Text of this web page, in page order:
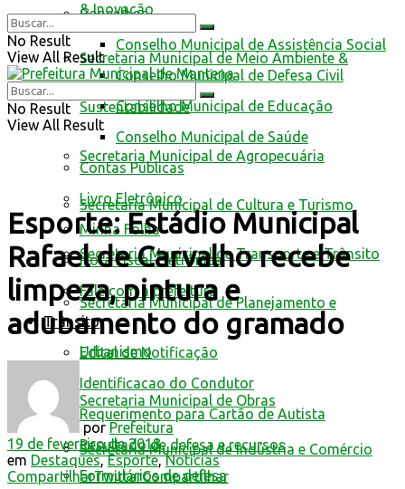
Conselhos
Conselho Municipal de Assistência Social
Conselho Municipal de Defesa Civil
Conselho Municipal de Educação
Conselho Municipal de Saúde
Contas Públicas
Livro Eletrônico
Minha Folha
Nota Fiscal Eletrônica
Fale com a prefeitura
Trânsito
Edital de Notificação
Identificacao do Condutor
Requerimento para Cartão de Autista
Resultado de defesa e recursos
Formulários de defesa
& Inovação
Secretaria Municipal de Meio Ambiente &
Sustentabilidade
Secretaria Municipal de Agropecuária
Secretaria Municipal de Cultura e Turismo
Secretaria Municipal de Transporte e Trânsito
Secretaria Municipal de Planejamento e
Urbanismo
Secretaria Municipal de Obras
Secretaria Municipal de Indústria e Comércio
No Result
View All Result
No Result
View All Result
Esporte: Estádio Municipal
Rafael de Carvalho recebe
limpeza, pintura e
adubamento do gramado
por Prefeitura
19 de fevereiro de 2018
em Destaques,Esporte,Notícias
CompartilharTwittarCompartilhar